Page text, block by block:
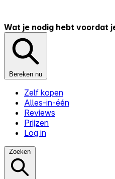
Wat je nodig hebt voordat
Bereken nu
Zelf kopen
Alles-in-één
Reviews
Prijzen
Log in
Zoeken